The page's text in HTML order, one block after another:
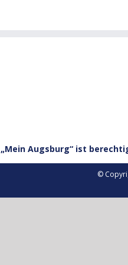
„Mein Augsburg“ ist
©